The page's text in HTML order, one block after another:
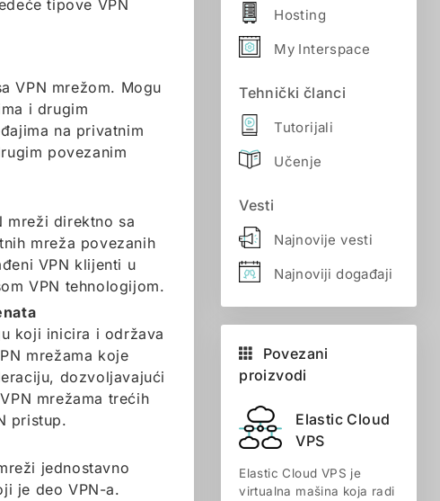
tipove VPN
VPN mrežom. Mogu
i drugim
na privatnim
povezanim
mreži direktno sa
mreža povezanih
VPN klijenti u
VPN tehnologijom.
koji inicira i održava
mrežama koje
dozvoljavajući
mrežama trećih
pristup.
jednostavno
je deo VPN-a.
Hosting
My Interspace
Tehnički članci
Tutorijali
Učenje
Vesti
Najnovije vesti
Najnoviji događaji
Povezani
proizvodi
Elastic Cloud
VPS
Elastic Cloud VPS je
virtualna mašina koja radi